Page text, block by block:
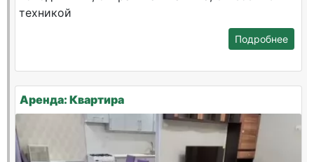
техникой
Подробнее
Аренда: Квартира